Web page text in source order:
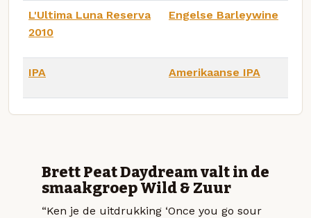
L'Ultima Luna Reserva
2010
Engelse Barleywine
IPA Amerikaanse IPA
Brett Peat Daydream valt in de
smaakgroep Wild & Zuur
“Ken je de uitdrukking ‘Once you go sour